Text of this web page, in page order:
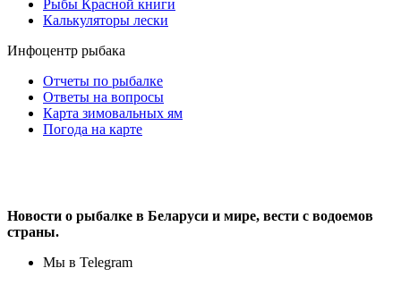
Рыбы Красной книги
Калькуляторы лески
Инфоцентр рыбака
Отчеты по рыбалке
Ответы на вопросы
Карта зимовальных ям
Погода на карте
Новости о рыбалке в Беларуси и мире, вести с водоемов
страны.
Мы в Telegram